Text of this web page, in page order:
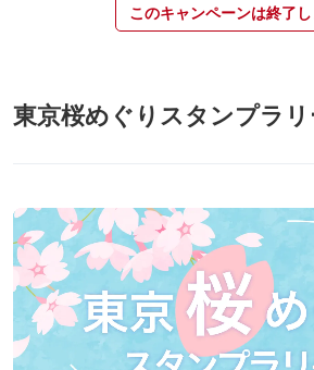
このキャンペーンは終了
東京桜めぐりスタンプラ